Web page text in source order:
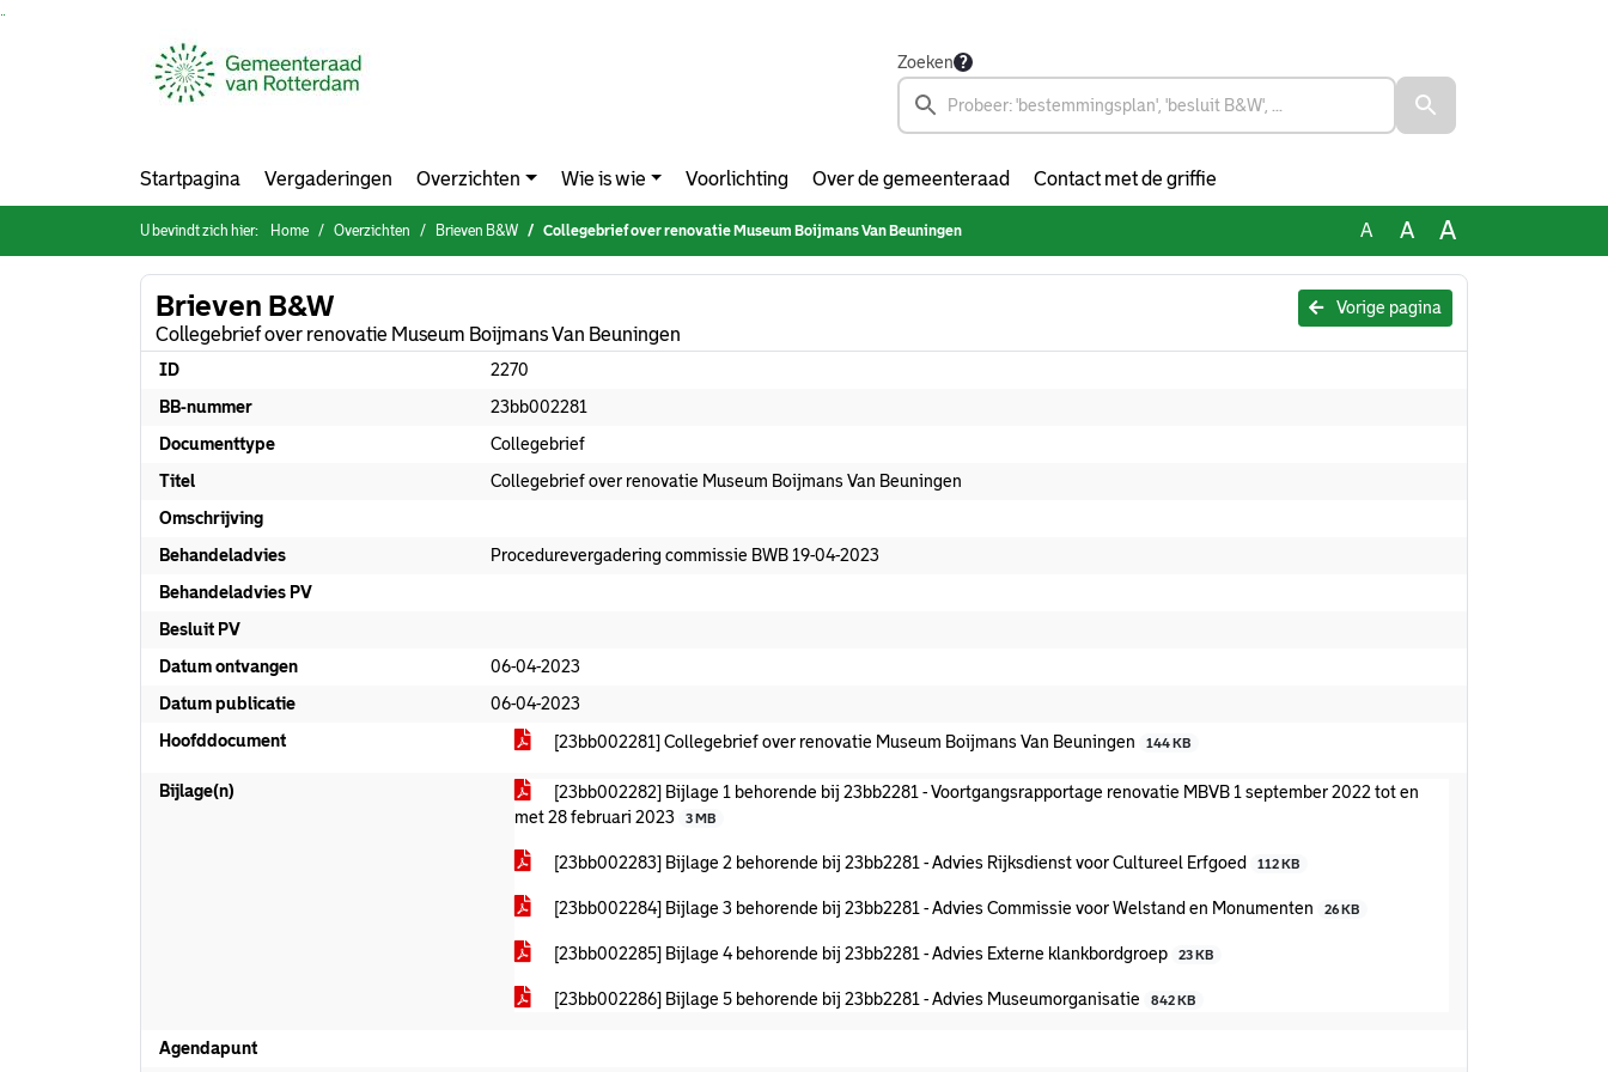
Zoeken
Startpagina Vergaderingen Overzichten Wie is wie Voorlichting Over de gemeenteraad Contact met de griffie
U bevindt zich hier: Home Overzichten Brieven B&W Collegebrief over renovatie Museum Boijmans Van Beuningen A A A
Vorige pagina
Brieven B&W
Collegebrief over renovatie Museum Boijmans Van Beuningen
ID
2270
BB-nummer
23bb002281
Documenttype
Collegebrief
Titel
Collegebrief over renovatie Museum Boijmans Van Beuningen
Omschrijving
Behandeladvies
Procedurevergadering commissie BWB 19-04-2023
Behandeladvies PV
Besluit PV
Datum ontvangen
06-04-2023
Datum publicatie
06-04-2023
Hoofddocument
[23bb002281] Collegebrief over renovatie Museum Boijmans Van Beuningen 144 KB
Bijlage(n)
[23bb002282] Bijlage 1 behorende bij 23bb2281 - Voortgangsrapportage renovatie MBVB 1 september 2022 tot en
met 28 februari 2023
3 MB
[23bb002283] Bijlage 2 behorende bij 23bb2281 - Advies Rijksdienst voor Cultureel Erfgoed 112 KB
[23bb002284] Bijlage 3 behorende bij 23bb2281 - Advies Commissie voor Welstand en Monumenten 26 KB
[23bb002285] Bijlage 4 behorende bij 23bb2281 - Advies Externe klankbordgroep 23 KB
[23bb002286] Bijlage 5 behorende bij 23bb2281 - Advies Museumorganisatie 842 KB
Agendapunt